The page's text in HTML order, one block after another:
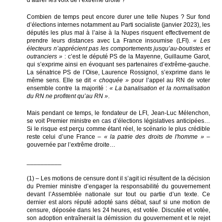
Combien de temps peut encore durer une telle Nupes ? Sur fond
d’élections internes notamment au Parti socialiste (janvier 2023), les
députés les plus mal à l’aise à la Nupes risquent effectivement de
prendre leurs distances avec La France insoumise (LFI).« Les
électeurs n’apprécient pas les comportements jusqu’au-boutistes et
outranciers »: c’est le député PS de la Mayenne, Guillaume Garot,
qui s’exprime ainsi en évoquant ses partenaires d’extrême-gauche.
La sénatrice PS de l’Oise, Laurence Rossignol, s’exprime dans le
même sens. Elle se dit« choquée »pour l’appel au RN de voter
ensemble contre la majorité : « La banalisation et la normalisation
du RN ne profitent qu’au RN ».
Mais pendant ce temps, le fondateur de LFI, Jean-Luc Mélenchon,
se voit Premier ministre en cas d’élections législatives anticipées…
Si le risque est perçu comme étant réel, le scénario le plus crédible
reste celui d’une France – « la patrie des droits de l'homme »–
gouvernée par l’extrême droite…
(1) – Les motions de censure dont il s’agit ici résultent de la décision
du Premier ministre d’engager la responsabilité du gouvernement
devant l’Assemblée nationale sur tout ou partie d’un texte. Ce
dernier est alors réputé adopté sans débat, sauf si une motion de
censure, déposée dans les 24 heures, est votée. Discutée et votée,
son adoption entraînerait la démission du gouvernement et le rejet